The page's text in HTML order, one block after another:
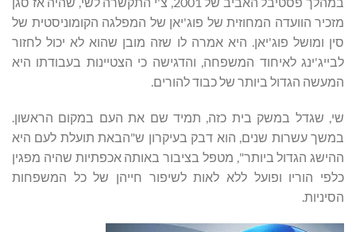
מזכיר הוועדה המחוזית של פוג'יאן של המפלגה הקומוניסטית של
סין ומושל פוג'יאן. היא אמרה לו שזה מובן שהוא לא יכול לחזור
לבייג'ינג לאיחוד המשפחה, והדגישה כי הצטיינות בעבודתו היא
המעשה הגדול ביותר של כבוד להורים.
שי, שגדל במשק בית כזה, תמיד שם את העם במקום הראשון.
במשך עשרות שנים, הוא דבק בעיקרון ש"הבאת תועלת לעם היא
ההישג הגדול ביותר", מטפל בציבור באותה אכפתיות שהיה מפגין
כלפי הוריו ופועל ללא לאות לשיפור חייהן של כל המשפחות
הסיניות.